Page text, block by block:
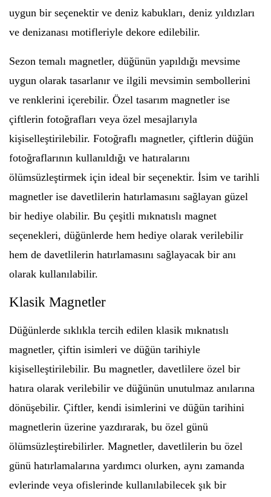
uygun bir seçenektir ve deniz kabukları, deniz yıldızları
ve denizanası motifleriyle dekore edilebilir.
Sezon temalı magnetler, düğünün yapıldığı mevsime
uygun olarak tasarlanır ve ilgili mevsimin sembollerini
ve renklerini içerebilir. Özel tasarım magnetler ise
çiftlerin fotoğrafları veya özel mesajlarıyla
kişiselleştirilebilir. Fotoğraflı magnetler, çiftlerin düğün
fotoğraflarının kullanıldığı ve hatıralarını
ölümsüzleştirmek için ideal bir seçenektir. İsim ve tarihli
magnetler ise davetlilerin hatırlamasını sağlayan güzel
bir hediye olabilir. Bu çeşitli mıknatıslı magnet
seçenekleri, düğünlerde hem hediye olarak verilebilir
hem de davetlilerin hatırlamasını sağlayacak bir anı
olarak kullanılabilir.
Klasik Magnetler
Düğünlerde sıklıkla tercih edilen klasik mıknatıslı
magnetler, çiftin isimleri ve düğün tarihiyle
kişiselleştirilebilir. Bu magnetler, davetlilere özel bir
hatıra olarak verilebilir ve düğünün unutulmaz anılarına
dönüşebilir. Çiftler, kendi isimlerini ve düğün tarihini
magnetlerin üzerine yazdırarak, bu özel günü
ölümsüzleştirebilirler. Magnetler, davetlilerin bu özel
günü hatırlamalarına yardımcı olurken, aynı zamanda
evlerinde veya ofislerinde kullanılabilecek şık bir